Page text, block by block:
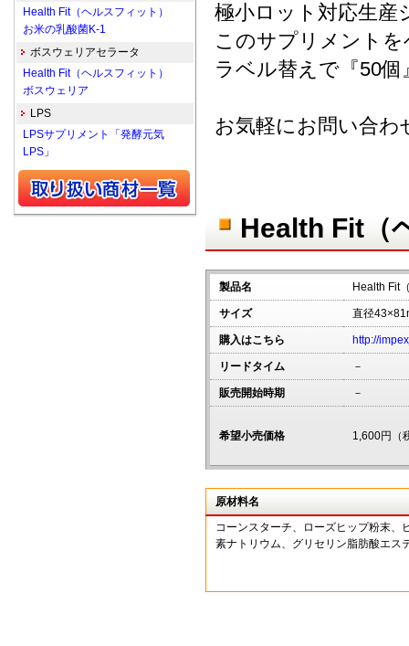
極小ロット対応生産
このサプリメント
ラベル替えで『50
お気軽にお問い合わ
Health Fit
製品名 Health Fit
サイズ 直径
購入はこちら http://
リードタイム －
販売開始時期 －
希望小売価格 1,600円（
原材料名
コーンスターチ、ローズヒップ粉末、
素ナトリウム、グリセリン脂肪酸エス
Health Fit（ヘルスフィット）
お米の乳酸菌K-1
ボスウェリアセラータ
Health Fit（ヘルスフィット）
ボスウェリア
LPS
LPSサプリメント「発酵元気
LPS」